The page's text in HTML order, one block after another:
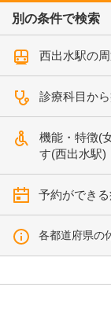
別の条件で検索
西出水駅の
診療科目か
機能・特徴(
す(西出水駅)
予約ができ
各都道府県の